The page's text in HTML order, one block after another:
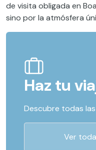
de visita obligada en
sino por la atmósfera
Haz tu
Descubre todas
Ver